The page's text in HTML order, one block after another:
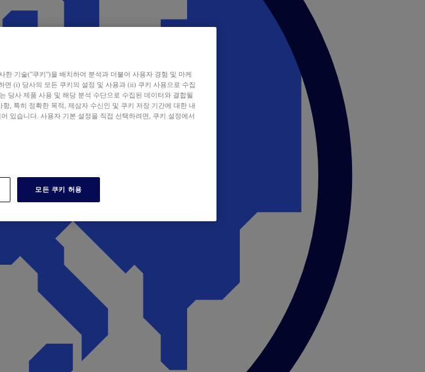
한 기술("쿠키")을 배치하여 분석과 더불어 사용자 경험 및 마케
면 (i) 당사의 모든 쿠키의 설정 및 사용과 (ii) 쿠키 사용으로 수집
당사 제품 사용 및 해당 분석 수단으로 수집된 데이터와 결합될
, 특히 정확한 목적, 제삼자 수신인 및 쿠키 저장 기간에 대한 내
있습니다. 사용자 기본 설정을 직접 선택하려면, 쿠키 설정에서
모든 쿠키 허용